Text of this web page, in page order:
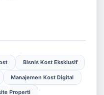
Bisnis Kost Eksklusif
Manajemen Kost Digital
Properti